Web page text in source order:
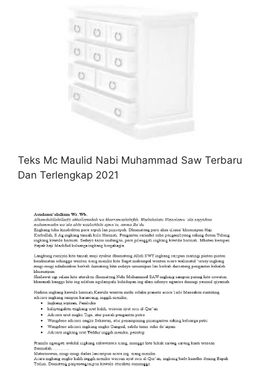
Teks Mc Maulid Nabi Muhammad Saw Terbaru
Dan Terlengkap 2021